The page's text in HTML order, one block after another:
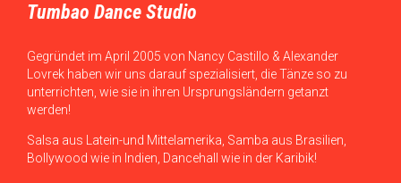
Tumbao Dance Studio
Gegründet im April 2005 von Nancy Castillo & Alexander
Lovrek haben wir uns darauf spezialisiert, die Tänze so zu
unterrichten, wie sie in ihren Ursprungsländern getanzt
werden!
Salsa aus Latein-und Mittelamerika, Samba aus Brasilien,
Bollywood wie in Indien, Dancehall wie in der Karibik!